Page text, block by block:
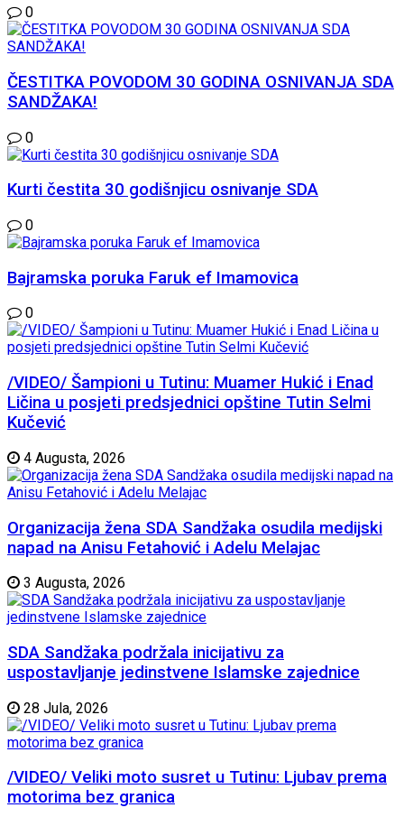
0
ČESTITKA POVODOM 30 GODINA OSNIVANJA SDA
SANDŽAKA!
0
Kurti čestita 30 godišnjicu osnivanje SDA
0
Bajramska poruka Faruk ef Imamovica
0
/VIDEO/ Šampioni u Tutinu: Muamer Hukić i Enad
Ličina u posjeti predsjednici opštine Tutin Selmi
Kučević
4 Augusta, 2026
Organizacija žena SDA Sandžaka osudila medijski
napad na Anisu Fetahović i Adelu Melajac
3 Augusta, 2026
SDA Sandžaka podržala inicijativu za
uspostavljanje jedinstvene Islamske zajednice
28 Jula, 2026
/VIDEO/ Veliki moto susret u Tutinu: Ljubav prema
motorima bez granica